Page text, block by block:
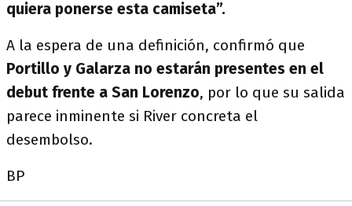
quiera ponerse esta camiseta”.
A la espera de una definición, confirmó que
Portillo y Galarza no estarán presentes en el
debut frente a San Lorenzo, por lo que su salida
parece inminente si River concreta el
desembolso.
BP